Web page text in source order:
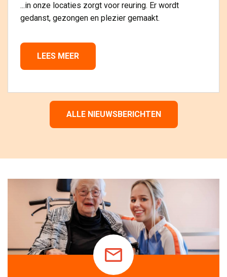
...in onze locaties zorgt voor reuring. Er wordt
gedanst, gezongen en plezier gemaakt.
LEES MEER
ALLE NIEUWSBERICHTEN